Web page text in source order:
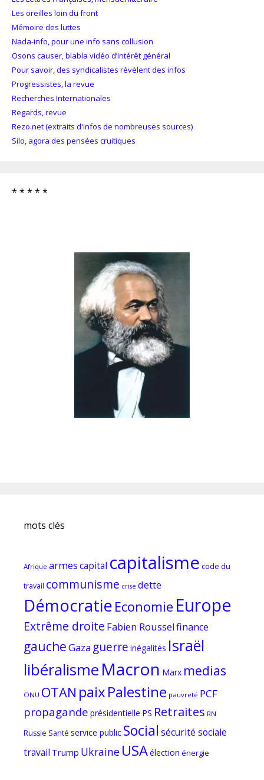
Les oreilles loin du front
Mémoire des luttes
Nada-info, pour une info sans collusion
Osons causer, blabla vidéo d’intérêt général
Pour savoir, des syndicalistes révèlent des infos
Progressistes, la revue
Recherches Internationales
Regards, revue
Rezo.net (extraits d'infos de nombreuses sources)
Silo, agora des pensées cruitiques
* * * * *
mots clés
Afrique armescapital capitalisme code du
travail communisme crise dette
Démocratie Economie Europe
Extrême droite Fabien Rousselfinance
gaucheGaza guerre inégalités Israël
libéralismeMacron Marx medias
ONU OTAN paixPalestine pauvreté PCF
propagande présidentielle PS Retraites RN
Russie Santé service public Social sécurité sociale
travail Trump Ukraine USAélection énergie